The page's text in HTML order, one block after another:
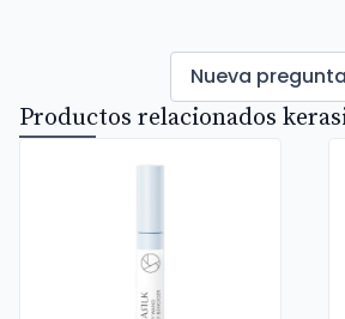
Nueva pregunta
Productos relacionados